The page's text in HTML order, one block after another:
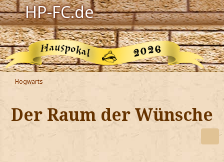
HP-FC.de
Navigation
Harry Potter
Der HP-FC
Hogwarts
Zauberwelt
Hogwarts
Der Raum der Wünsche